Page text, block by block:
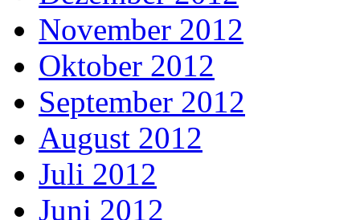
November 2012
Oktober 2012
September 2012
August 2012
Juli 2012
Juni 2012